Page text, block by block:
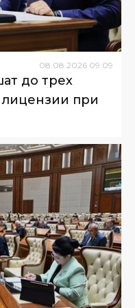
08 08 2026 09:09
до трех
лицензии при